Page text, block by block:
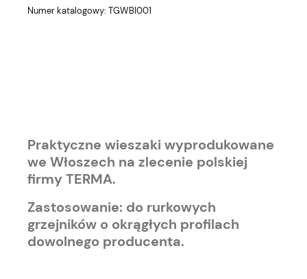
Numer katalogowy: TGWBI001
Praktyczne wieszaki wyprodukowane
we Włoszech na zlecenie polskiej
firmy TERMA.
Zastosowanie: do rurkowych
grzejników o okrągłych profilach
dowolnego producenta.